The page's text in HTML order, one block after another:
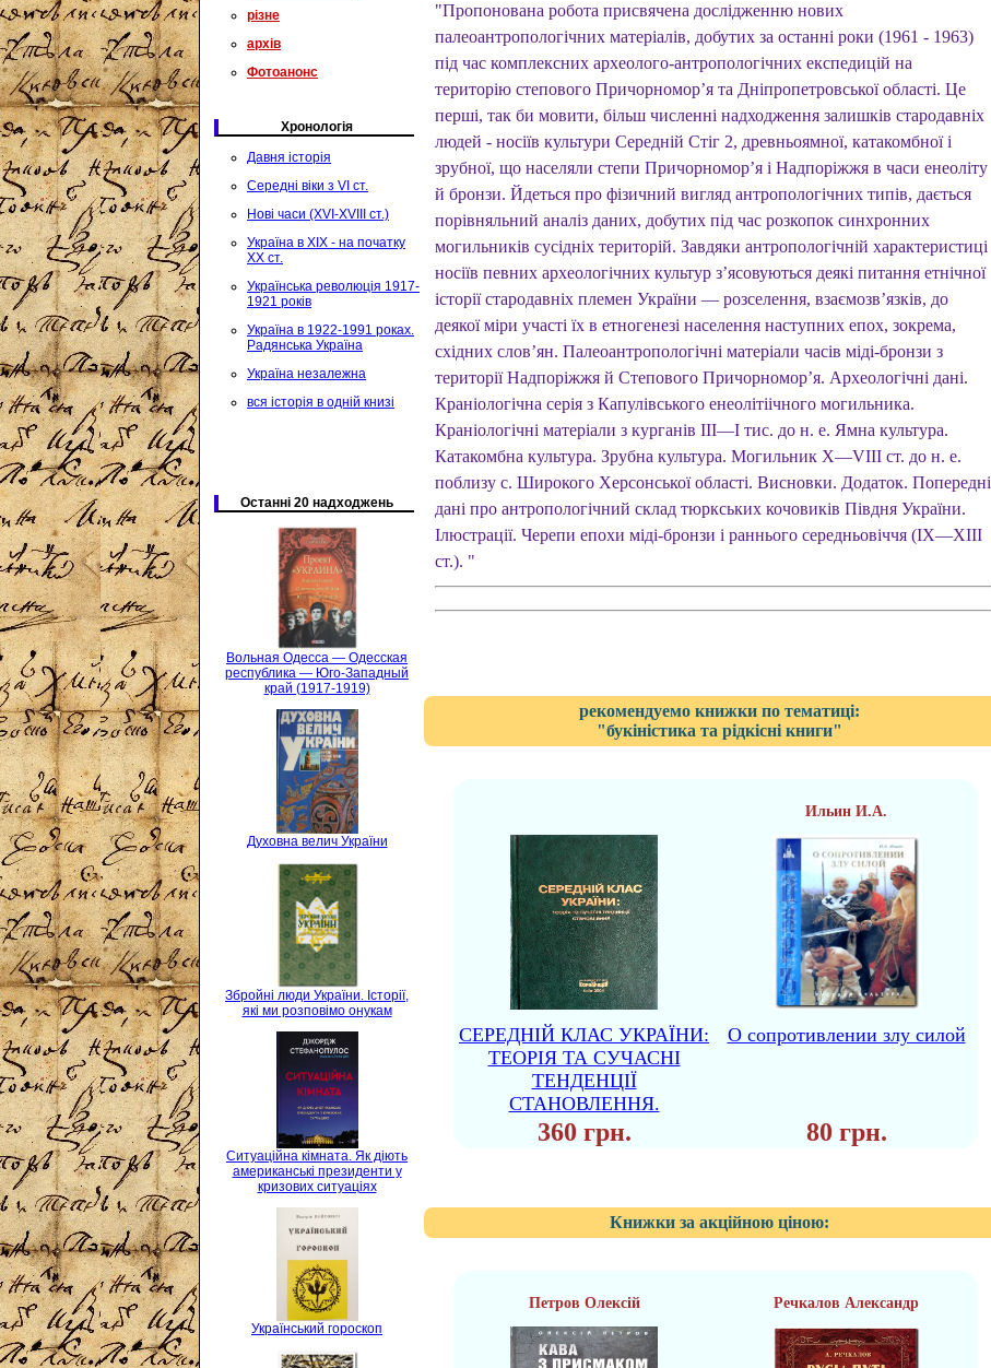
різне
архів
Фотоанонс
Хронологія
Давня історія
Середні віки з VI ст.
Нові часи (XVI-XVIII ст.)
Україна в XIX - на початку
XX ст.
Українська революція 1917-
1921 років
Україна в 1922-1991 роках.
Радянська Україна
Україна незалежна
вся історія в одній книзі
Останні 20 надходжень
Вольная Одесса — Одесская
республика — Юго-Западный
край (1917-1919)
Духовна велич України
Збройні люди України. Історії,
які ми розповімо онукам
Ситуаційна кімната. Як діють
американські президенти у
кризових ситуаціях
Український гороскоп
"Пропонована робота присвячена дослідженню нових
палеоантропологічних матеріалів, добутих за останні роки (1961 - 1963)
під час комплексних археолого-антропологічних експедицій на
територію степового Причорномор’я та Дніпропетровської області. Це
перші, так би мовити, більш численні надходження залишків стародавніх
людей - носіїв культури Середній Стіг 2, древньоямної, катакомбної і
зрубної, що населяли степи Причорномор’я і Надпоріжжя в часи енеоліту
й бронзи. Йдеться про фізичний вигляд антропологічних типів, дається
порівняльний аналіз даних, добутих під час розкопок синхронних
могильників сусідніх територій. Завдяки антропологічній характеристиці
носіїв певних археологічних культур з’ясовуються деякі питання етнічної
історії стародавніх племен України — розселення, взаємозв’язків, до
деякої міри участі їх в етногенезі населення наступних епох, зокрема,
східних слов’ян. Палеоантропологічні матеріали часів міді-бронзи з
території Надпоріжжя й Степового Причорномор’я. Археологічні дані.
Краніологічна серія з Капулівського енеолітіічного могильника.
Краніологічні матеріали з курганів III—І тис. до н. е. Ямна культура.
Катакомбна культура. Зрубна культура. Могильник X—VIІІ ст. до н. е.
поблизу с. Широкого Херсонської області. Висновки. Додаток. Попередні
дані про антропологічний склад тюркських кочовиків Півдня України.
Ілюстрації. Черепи епохи міді-бронзи і раннього середньовіччя (IX—XIII
ст.). "
рекомендуемо книжки по тематиці:
"букіністика та рідкісні книги"
Ильин И.А.
СЕРЕДНІЙ КЛАС УКРАЇНИ:
ТЕОРІЯ ТА СУЧАСНІ
ТЕНДЕНЦІЇ
СТАНОВЛЕННЯ.
О сопротивлении злу силой
360 грн. 80 грн.
Книжки за акційною ціною:
Петров Олексій Речкалов Александр